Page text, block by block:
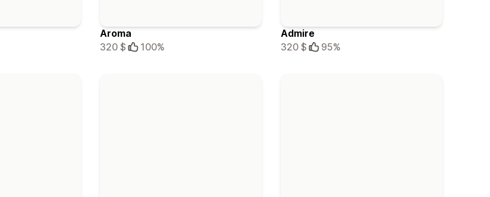
Aroma
320 $
100%
Admire
320 $
95%